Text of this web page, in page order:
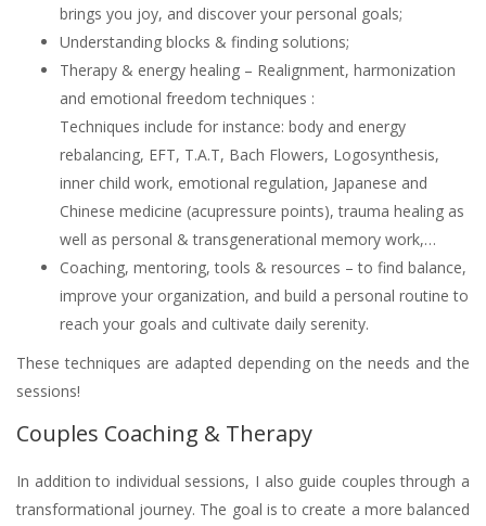
brings you joy, and discover your personal goals;
Understanding blocks & finding solutions;
Therapy & energy healing – Realignment, harmonization
and emotional freedom techniques :
Techniques include for instance: body and energy
rebalancing, EFT, T.A.T, Bach Flowers, Logosynthesis,
inner child work, emotional regulation, Japanese and
Chinese medicine (acupressure points), trauma healing as
well as personal & transgenerational memory work,…
Coaching, mentoring, tools & resources – to find balance,
improve your organization, and build a personal routine to
reach your goals and cultivate daily serenity.
These techniques are adapted depending on the needs and the
sessions!
Couples Coaching & Therapy
In addition to individual sessions, I also guide couples through a
transformational journey. The goal is to create a more balanced